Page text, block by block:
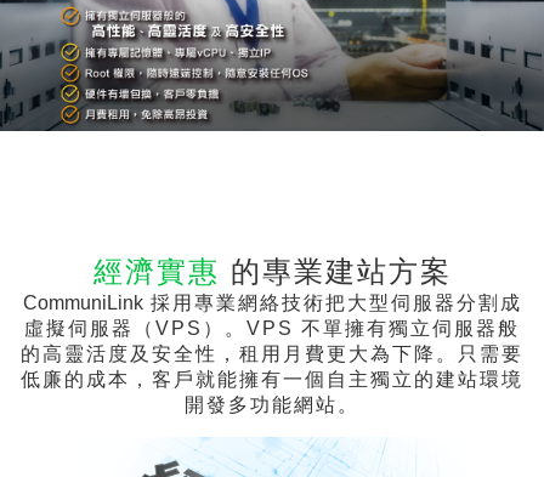
經濟實惠 的專業建站方案
CommuniLink採用專業網絡技術把大型伺服器分割成
虛擬伺服器（VPS）。VPS 不單擁有獨立伺服器般
的高靈活度及安全性，租用月費更大為下降。只需要
低廉的成本，客戶就能擁有一個自主獨立的建站環境
開發多功能網站。